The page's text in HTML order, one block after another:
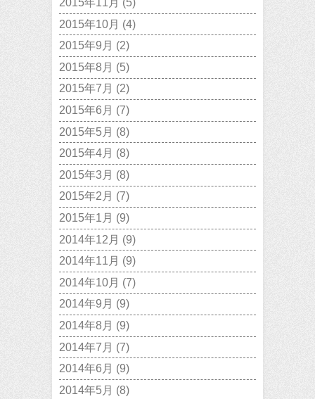
2015年11月 (5)
2015年10月 (4)
2015年9月 (2)
2015年8月 (5)
2015年7月 (2)
2015年6月 (7)
2015年5月 (8)
2015年4月 (8)
2015年3月 (8)
2015年2月 (7)
2015年1月 (9)
2014年12月 (9)
2014年11月 (9)
2014年10月 (7)
2014年9月 (9)
2014年8月 (9)
2014年7月 (7)
2014年6月 (9)
2014年5月 (8)